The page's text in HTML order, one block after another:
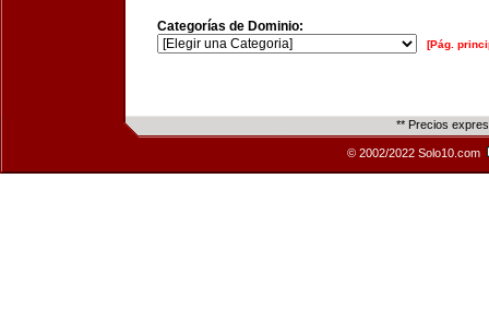
Categorías de Dominio:
[Pág.
** Precios
© 2002/2022 Solo10.com